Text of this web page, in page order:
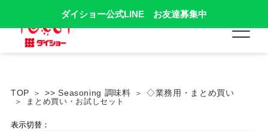
ダイショー公式LINE お友達募集中
TOP >> Seasoning 調味料 ◇業務用・まとめ買い
まとめ買い・お試しセット
表示切替：